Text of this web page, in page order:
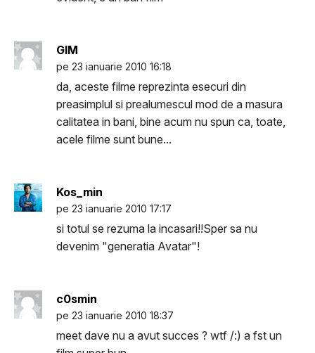
GIM
pe 23 ianuarie 2010 16:18
da, aceste filme reprezinta esecuri din
preasimplul si prealumescul mod de a masura
calitatea in bani, bine acum nu spun ca, toate,
acele filme sunt bune...
Kos_min
pe 23 ianuarie 2010 17:17
si totul se rezuma la incasari!!Sper sa nu
devenim "generatia Avatar"!
c0smin
pe 23 ianuarie 2010 18:37
meet dave nu a avut succes ? wtf /:) a fst un